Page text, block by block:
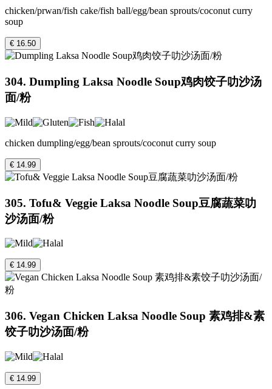
chicken/prwan/fish cake/fish ball/egg/bean sprouts/coconut curry
soup
€ 16.50
304. Dumpling Laksa Noodle Soup鸡肉饺子叻沙汤
面/粉
chicken dumpling/egg/bean sprouts/coconut curry soup
€ 14.99
305. Tofu& Veggie Laksa Noodle Soup豆腐蔬菜叻
沙汤面/粉
€ 14.99
306. Vegan Chicken Laksa Noodle Soup 素鸡排&素
饺子叻沙汤面/粉
€ 14.99